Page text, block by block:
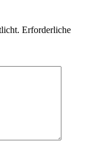
Erforderliche